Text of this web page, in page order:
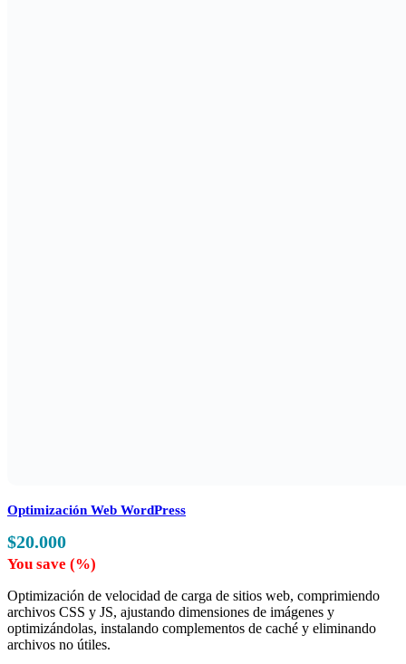
Optimización Web WordPress
$20.000
You save (%)
Optimización de velocidad de carga de sitios web, comprimiendo
archivos CSS y JS, ajustando dimensiones de imágenes y
optimizándolas, instalando complementos de caché y eliminando
archivos no útiles.